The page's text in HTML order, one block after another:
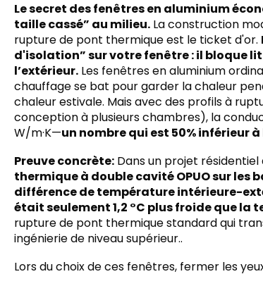
Le secret des fenêtres en aluminium
taille cassé” au milieu. La construction
rupture de pont thermique est le ticket d'or. ​
d'isolation” sur votre fenêtre : il bloque
l’extérieur.​ Les fenêtres en aluminium
chauffage se bat pour garder la chaleur
chaleur estivale. Mais avec des profils à
conception à plusieurs chambres), la
W/m·K—​un nombre qui est 50% inférieur
Preuve concrète: Dans un projet résidentiel
thermique à double cavité OPUO sur les
différence de température intérieure-
était seulement 1,2 °C plus froide que la
rupture de pont thermique standard qui
ingénierie de niveau supérieur..
Lors du choix de ces fenêtres, fermer les